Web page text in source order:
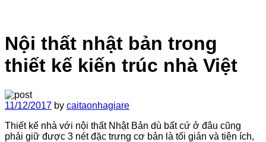
Nội thất nhật bản trong
thiết kế kiến trúc nhà Việt
11/12/2017 by caitaonhagiare
Thiết kế nhà với nội thất Nhật Bản dù bất cứ ở đâu cũng
phải giữ được 3 nét đặc trưng cơ bản là tối giản và tiện ích,